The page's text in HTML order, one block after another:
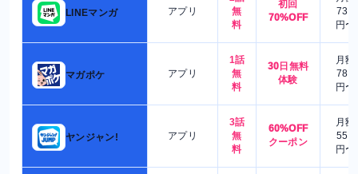
LINEマンガ アプリ
無
料
初回
70%OFF
730
円〜
マガポケ アプリ
1話
無
料
30日無料
体験
月額
780
円〜
ヤンジャン! アプリ
3話
無
料
60%OFF
クーポン
月額
550
円〜